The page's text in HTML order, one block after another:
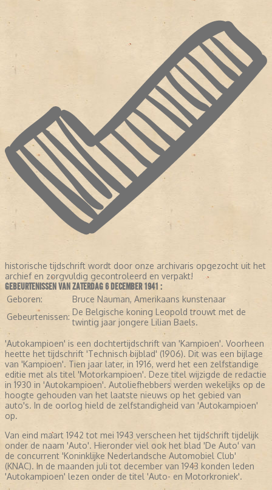
historische tijdschrift wordt door onze archivaris opgezocht uit het
archief en zorgvuldig gecontroleerd en verpakt!
GEBEURTENISSEN VAN ZATERDAG 6 DECEMBER 1941 :
Geboren:
Bruce Nauman, Amerikaans kunstenaar
Gebeurtenissen: De Belgische koning Leopold trouwt met de
twintig jaar jongere Lilian Baels.
'Autokampioen' is een dochtertijdschrift van 'Kampioen'. Voorheen
heette het tijdschrift 'Technisch bijblad' (1906). Dit was een bijlage
van 'Kampioen'. Tien jaar later, in 1916, werd het een zelfstandige
editie met als titel 'Motorkampioen'. Deze titel wijzigde de redactie
in 1930 in 'Autokampioen'. Autoliefhebbers werden wekelijks op de
hoogte gehouden van het laatste nieuws op het gebied van
auto's. In de oorlog hield de zelfstandigheid van 'Autokampioen'
op.
Van eind maart 1942 tot mei 1943 verscheen het tijdschrift tijdelijk
onder de naam 'Auto'. Hieronder viel ook het blad 'De Auto' van
de concurrent 'Koninklijke Nederlandsche Automobiel Club'
(KNAC). In de maanden juli tot december van 1943 konden leden
'Autokampioen' lezen onder de titel 'Auto- en Motorkroniek'.